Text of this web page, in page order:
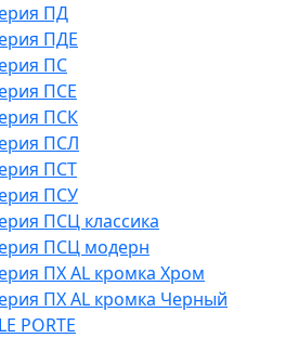
ПД
ПДЕ
ПС
ПСЕ
ПСК
ПСЛ
ПСТ
ПСУ
ПСЦ классика
ПСЦ модерн
ПХ AL кромка Хром
ПХ AL кромка Черный
PORTE